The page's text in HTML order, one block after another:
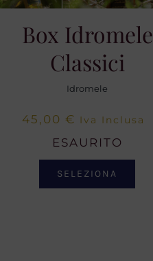
Box Idromele
Classici
Idromele
45,00 € Iva Inclusa
ESAURITO
SELEZIONA